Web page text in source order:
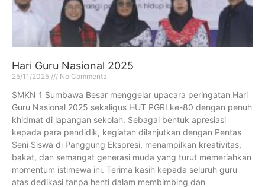
Hari Guru Nasional 2025
25/11/2025 No Comments
SMKN 1 Sumbawa Besar menggelar upacara peringatan Hari
Guru Nasional 2025 sekaligus HUT PGRI ke-80 dengan penuh
khidmat di lapangan sekolah. Sebagai bentuk apresiasi
kepada para pendidik, kegiatan dilanjutkan dengan Pentas
Seni Siswa di Panggung Ekspresi, menampilkan kreativitas,
bakat, dan semangat generasi muda yang turut memeriahkan
momentum istimewa ini. Terima kasih kepada seluruh guru
atas dedikasi tanpa henti dalam membimbing dan